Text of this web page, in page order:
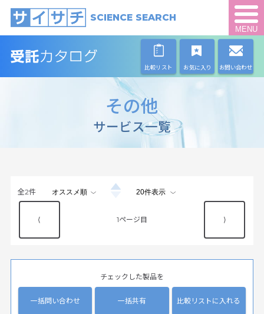
SCIENCE SEARCH
MENU
比較リスト お気に入り お問い合わせ
その他
サービス一覧
全2件
⟨ 1 ⟩
チェックした製品を
一括問い合わせ 一括共有 比較リストに入れる